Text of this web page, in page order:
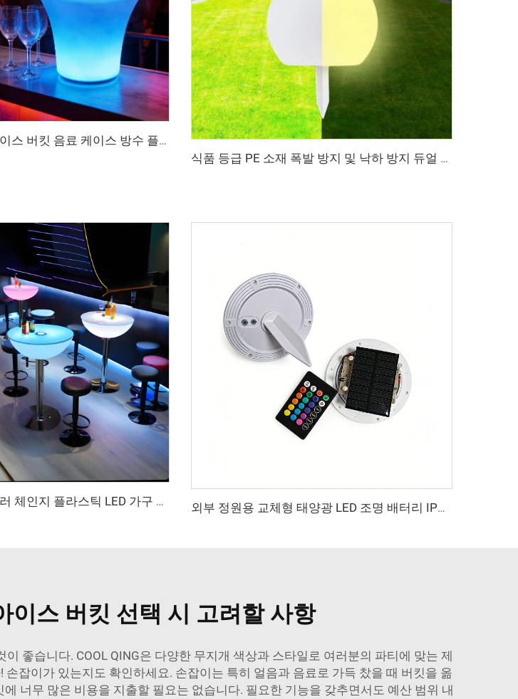
맞춤형 사이즈 아이스 버킷 음료 케이스 방수 플라스틱 LED 아이스 버킷 바 프로모션용
식품 등급 PE 소재 폭발 방지 및 낙하 방지 듀얼 모드 밝기 조절 40cm LED 볼 | 어린이 놀이터 안전 무드 조명
현대적인 매직 컬러 체인지 플라스틱 LED 가구 바 의자 및 테이블 - 나이트클럽, 파티 및 이벤트 가구 세트용 외부 정원용 교체형 태양광 LED 조명 배터리 IP54 LED 전구 심지
이스 버킷 선택 시 고려할 사항
좋습니다. COOL QING은 다양한 무지개 색상과 스타일로 여러분의 파티에 맞는 제
잡이가 있는지도 확인하세요. 손잡이는 특히 얼음과 음료로 가득 찼을 때 버킷을 옮
너무 많은 비용을 지출할 필요는 없습니다. 필요한 기능을 갖추면서도 예산 범위 내